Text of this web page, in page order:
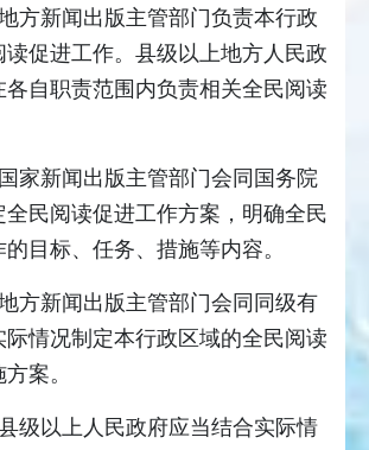
方新闻出版主管部门负责本行政
读促进工作。县级以上地方人民政
各自职责范围内负责相关全民阅读
家新闻出版主管部门会同国务院
全民阅读促进工作方案，明确全民
目标、任务、措施等内容。
方新闻出版主管部门会同同级有
际情况制定本行政区域的全民阅读
案。
级以上人民政府应当结合实际情